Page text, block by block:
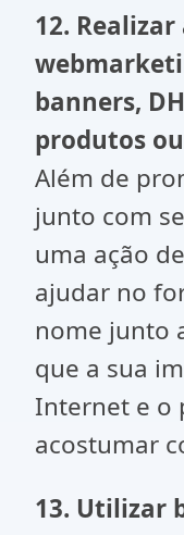
12. Realizar
banners,
produtos
Além de
junto com
uma ação
ajudar no
nome junto
que a sua
Internet e o
acostumar
13. Utilizar